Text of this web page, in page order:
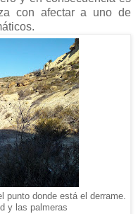
con afectar a uno de
punto donde está el derrame.
y las palmeras